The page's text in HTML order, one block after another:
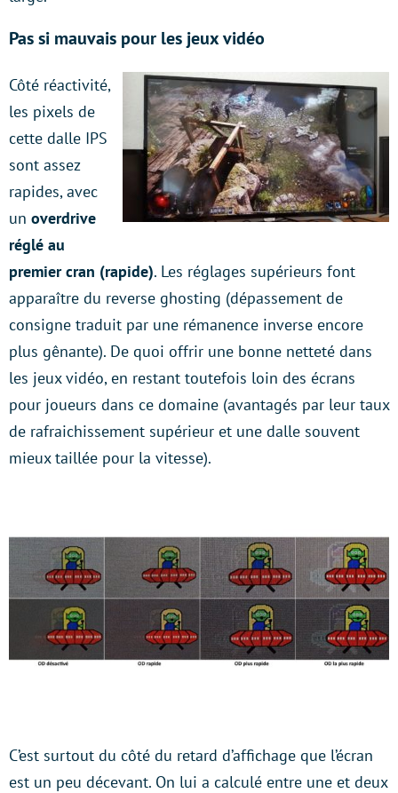
Pas si mauvais pour les jeux vidéo
Côté réactivité,
les pixels de
cette dalle IPS
sont assez
rapides, avec
un overdrive
réglé au
premier cran (rapide). Les réglages supérieurs font
apparaître du reverse ghosting (dépassement de
consigne traduit par une rémanence inverse encore
plus gênante). De quoi offrir une bonne netteté dans
les jeux vidéo, en restant toutefois loin des écrans
pour joueurs dans ce domaine (avantagés par leur taux
de rafraichissement supérieur et une dalle souvent
mieux taillée pour la vitesse).
C’est surtout du côté du retard d’affichage que l’écran
est un peu décevant. On lui a calculé entre une et deux